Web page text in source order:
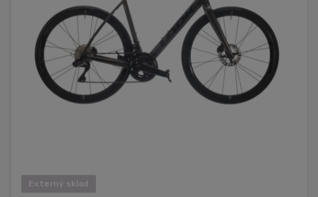
Externý sklad